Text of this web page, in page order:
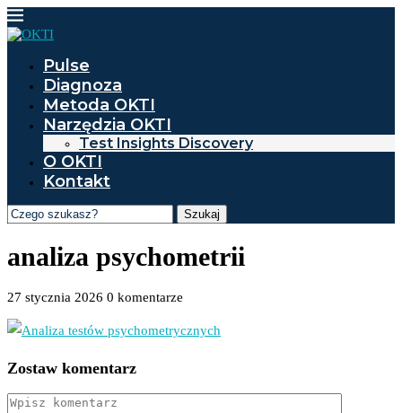
Pulse
Diagnoza
Metoda OKTI
Narzędzia OKTI
Test Insights Discovery
O OKTI
Kontakt
Szukaj
analiza psychometrii
27 stycznia 2026 0 komentarze
Zostaw komentarz